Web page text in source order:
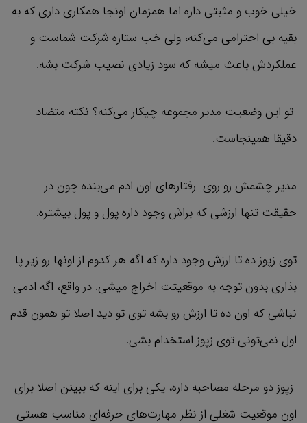
خیلی خوب و مثبتی داره اما همزمان اونجا همکاری داری که به
بقیه بی احترامی می‌کنه، ولی خب ستاره شرکت شماست و
عملکردش باعث میشه که سود زیادی نصیب شرکت بشه.
تو این وضعیت مدیر مجموعه چیکار می‌کنه؟ نکته متضاد
دقیقا همینجاست.
مدیر چشمش رو روی رفتارهای اون ادم می‌بنده چون در
حقیقت تنها ارزشی که براش وجود داره پول و پول بیشتره.
توی زپوز ده تا ارزش وجود داره که اگه هر کدوم از اونها رو زیر پا
بذاری بدون توجه به موقعیتت اخراج میشی. در واقع، اگه ادمی
نباشی که اون ده تا ارزش رو بشه توی تو دید اصلا تو همون قدم
اول نمی‌تونی توی زپوز استخدام بشی.
زپوز دو مرحله مصاحبه داره، یکی برای اینه که ببینن اصلا برای
اون موقعیت شغلی از نظر مهارت‌های حرفه‌ای مناسب هستی